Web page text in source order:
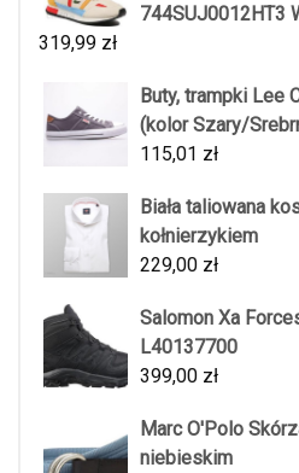
744SUJ0012HT3
319,99 zł
Buty, trampki Lee
(kolor Szary/
115,01 zł
Biała taliowana
kołnierzykiem
229,00 zł
Salomon Xa
L40137700
399,00 zł
Marc O'Polo
niebieskim